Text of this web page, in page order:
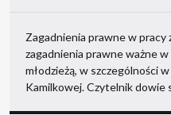
Zagadnienia prawne w pracy
zagadnienia prawne ważne
młodzieżą, w szczególności
Kamilkowej. Czytelnik dowie